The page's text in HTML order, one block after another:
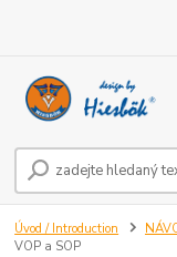
Úvod / Introduction
VOP a SOP